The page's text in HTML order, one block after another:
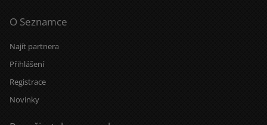
O Seznamce
Najít partnera
Přihlášení
Registrace
Novinky